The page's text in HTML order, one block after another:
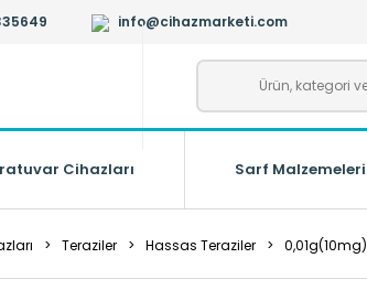
info@cihazmarketi.com
Cihazları Sarf Malzemeleri
Teraziler Hassas Teraziler 0,01g(10mg)